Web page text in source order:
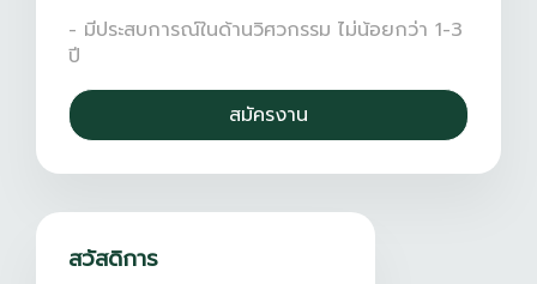
- มีประสบการณ์ในด้านวิศวกรรม ไม่น้อยกว่า 1-3
ปี
สวัสดิการ